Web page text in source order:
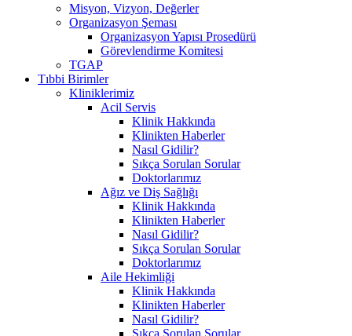
Misyon, Vizyon, Değerler
Organizasyon Şeması
Organizasyon Yapısı Prosedürü
Görevlendirme Komitesi
TGAP
Tıbbi Birimler
Kliniklerimiz
Acil Servis
Klinik Hakkında
Klinikten Haberler
Nasıl Gidilir?
Sıkça Sorulan Sorular
Doktorlarımız
Ağız ve Diş Sağlığı
Klinik Hakkında
Klinikten Haberler
Nasıl Gidilir?
Sıkça Sorulan Sorular
Doktorlarımız
Aile Hekimliği
Klinik Hakkında
Klinikten Haberler
Nasıl Gidilir?
Sıkça Sorulan Sorular